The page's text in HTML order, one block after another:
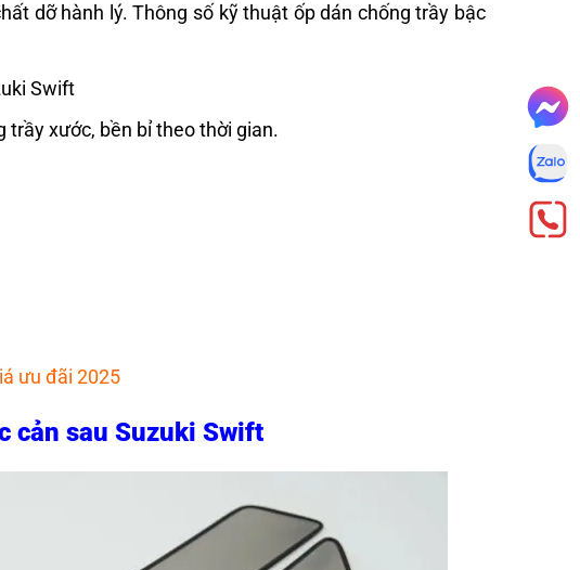
dỡ hành lý. Thông số kỹ thuật ốp dán chống trầy bậc
Swift
trầy xước, bền bỉ theo thời gian.
ưu đãi 2025
cản sau Suzuki Swift